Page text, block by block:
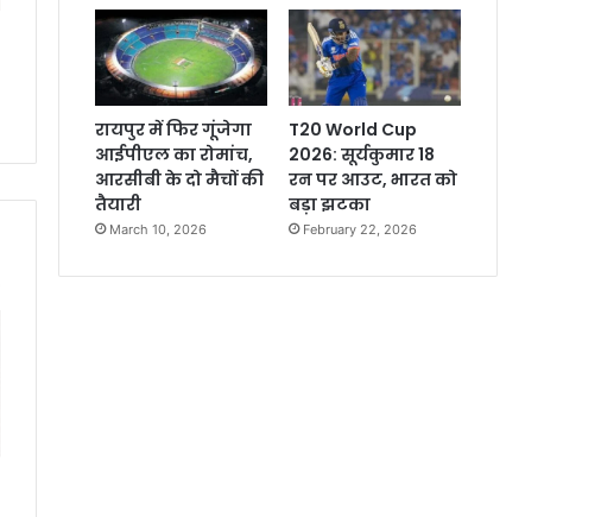
रायपुर में फिर गूंजेगा
आईपीएल का रोमांच,
आरसीबी के दो मैचों की
तैयारी
March 10, 2026
T20 World Cup
2026: सूर्यकुमार 18
रन पर आउट, भारत को
बड़ा झटका
February 22, 2026